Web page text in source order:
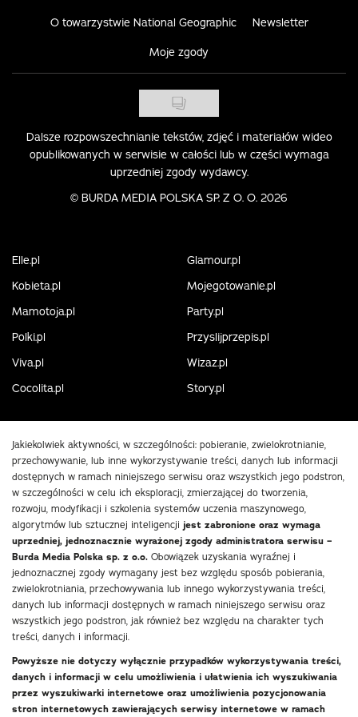
O towarzystwie National Geographic Newsletter
Moje zgody
Dalsze rozpowszechnianie tekstów, zdjęć i materiałów wideo
opublikowanych w serwisie w całości lub w części wymaga
uprzedniej zgody wydawcy.
© BURDA MEDIA POLSKA SP. Z O. O. 2026
Elle.pl
Glamour.pl
Kobieta.pl
Mojegotowanie.pl
Mamotoja.pl
Party.pl
Polki.pl
Przyslijprzepis.pl
Viva.pl
Wizaz.pl
Cocolita.pl
Story.pl
Jakiekolwiek aktywności, w szczególności: pobieranie, zwielokrotnianie,
przechowywanie, lub inne wykorzystywanie treści, danych lub informacji
dostępnych w ramach niniejszego serwisu oraz wszystkich jego podstron,
w szczególności w celu ich eksploracji, zmierzającej do tworzenia,
rozwoju, modyfikacji i szkolenia systemów uczenia maszynowego,
algorytmów lub sztucznej inteligencji jest zabronione oraz wymaga
uprzedniej, jednoznacznie wyrażonej zgody administratora serwisu –
Burda Media Polska sp. z o.o. Obowiązek uzyskania wyraźnej i
jednoznacznej zgody wymagany jest bez względu sposób pobierania,
zwielokrotniania, przechowywania lub innego wykorzystywania treści,
danych lub informacji dostępnych w ramach niniejszego serwisu oraz
wszystkich jego podstron, jak również bez względu na charakter tych
treści, danych i informacji.
Powyższe nie dotyczy wyłącznie przypadków wykorzystywania treści,
danych i informacji w celu umożliwienia i ułatwienia ich wyszukiwania
przez wyszukiwarki internetowe oraz umożliwienia pozycjonowania
stron internetowych zawierających serwisy internetowe w ramach